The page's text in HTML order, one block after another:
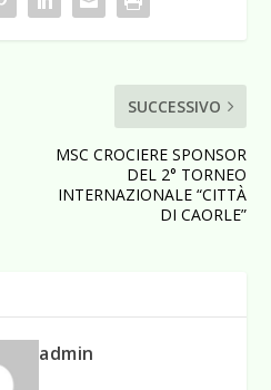
SUCCESSIVO
MSC CROCIERE SPONSOR
DEL 2° TORNEO
INTERNAZIONALE “CITTÀ
DI CAORLE”
admin